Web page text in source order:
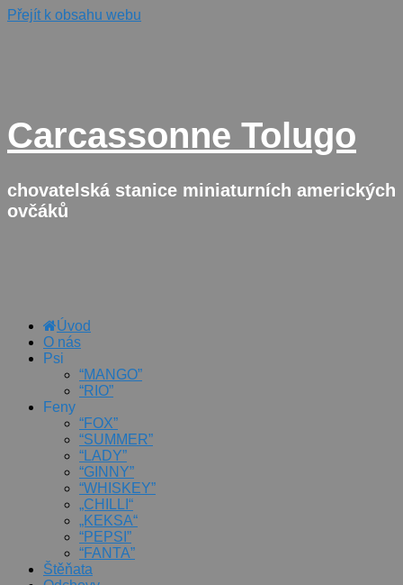
Přejít k obsahu webu
Carcassonne Tolugo
chovatelská stanice miniaturních amerických
ovčáků
Úvod
O nás
Psi
“MANGO”
“RIO”
Feny
“FOX”
“SUMMER”
“LADY”
“GINNY”
“WHISKEY”
„CHILLI“
„KEKSA“
“PEPSI”
“FANTA”
Štěňata